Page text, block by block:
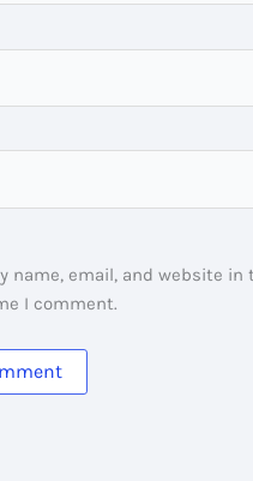
name, email, and website in
I comment.